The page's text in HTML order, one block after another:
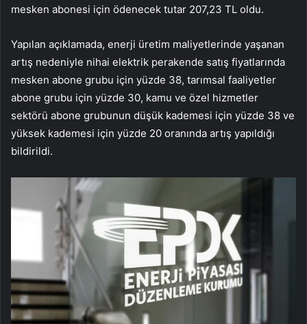
mesken abonesi için ödenecek tutar 207,23 TL oldu.
Yapılan açıklamada, enerji üretim maliyetlerinde yaşanan
artış nedeniyle nihai elektrik perakende satış fiyatlarında
mesken abone grubu için yüzde 38, tarımsal faaliyetler
abone grubu için yüzde 30, kamu ve özel hizmetler
sektörü abone grubunun düşük kademesi için yüzde 38 ve
yüksek kademesi için yüzde 20 oranında artış yapıldığı
bildirildi.